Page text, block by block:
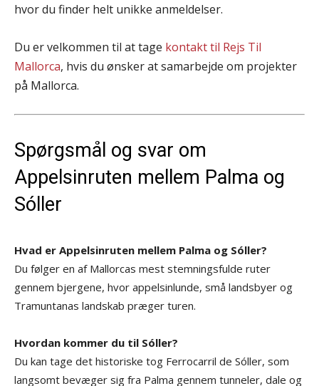
hvor du finder helt unikke anmeldelser.
Du er velkommen til at tage kontakt til Rejs Til
Mallorca, hvis du ønsker at samarbejde om projekter
på Mallorca.
Spørgsmål og svar om
Appelsinruten mellem Palma og
Sóller
Hvad er Appelsinruten mellem Palma og Sóller?
Du følger en af Mallorcas mest stemningsfulde ruter
gennem bjergene, hvor appelsinlunde, små landsbyer og
Tramuntanas landskab præger turen.
Hvordan kommer du til Sóller?
Du kan tage det historiske tog Ferrocarril de Sóller, som
langsomt bevæger sig fra Palma gennem tunneler, dale og